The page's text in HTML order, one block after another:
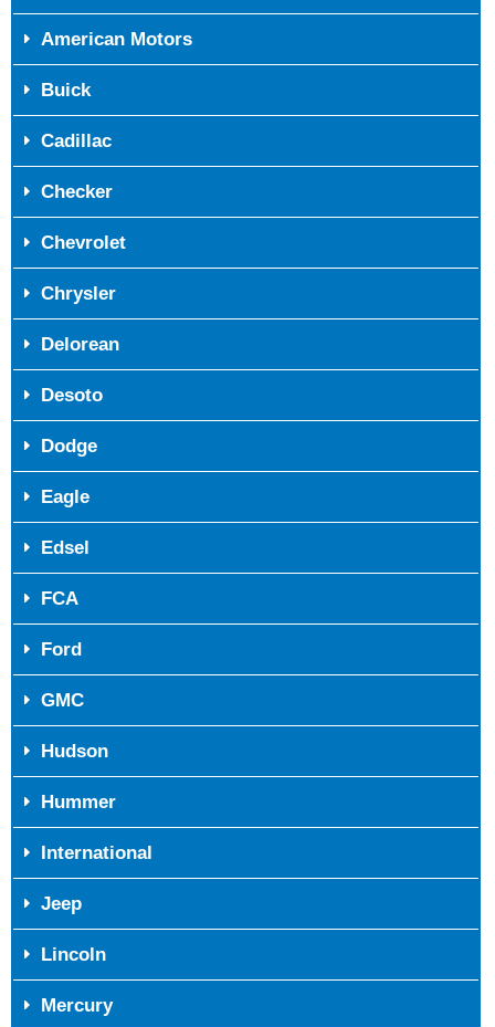
American Motors
Buick
Cadillac
Checker
Chevrolet
Chrysler
Delorean
Desoto
Dodge
Eagle
Edsel
FCA
Ford
GMC
Hudson
Hummer
International
Jeep
Lincoln
Mercury